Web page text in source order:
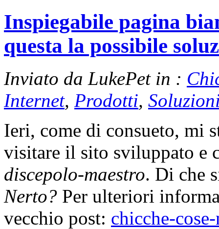
Inspiegabile pagina
questa la possibile
Inviato da LukePet in :
Internet, Prodotti,
Ieri, come di consueto, mi
visitare il sito sviluppato e
discepolo-maestro. Di che
Nerto? Per ulteriori
vecchio post: chicche-